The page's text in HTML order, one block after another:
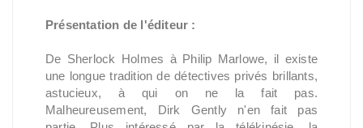
Présentation de l'éditeur :
De Sherlock Holmes à Philip Marlowe, il existe
une longue tradition de détectives privés brillants,
astucieux, à qui on ne la fait pas.
Malheureusement, Dirk Gently n'en fait pas